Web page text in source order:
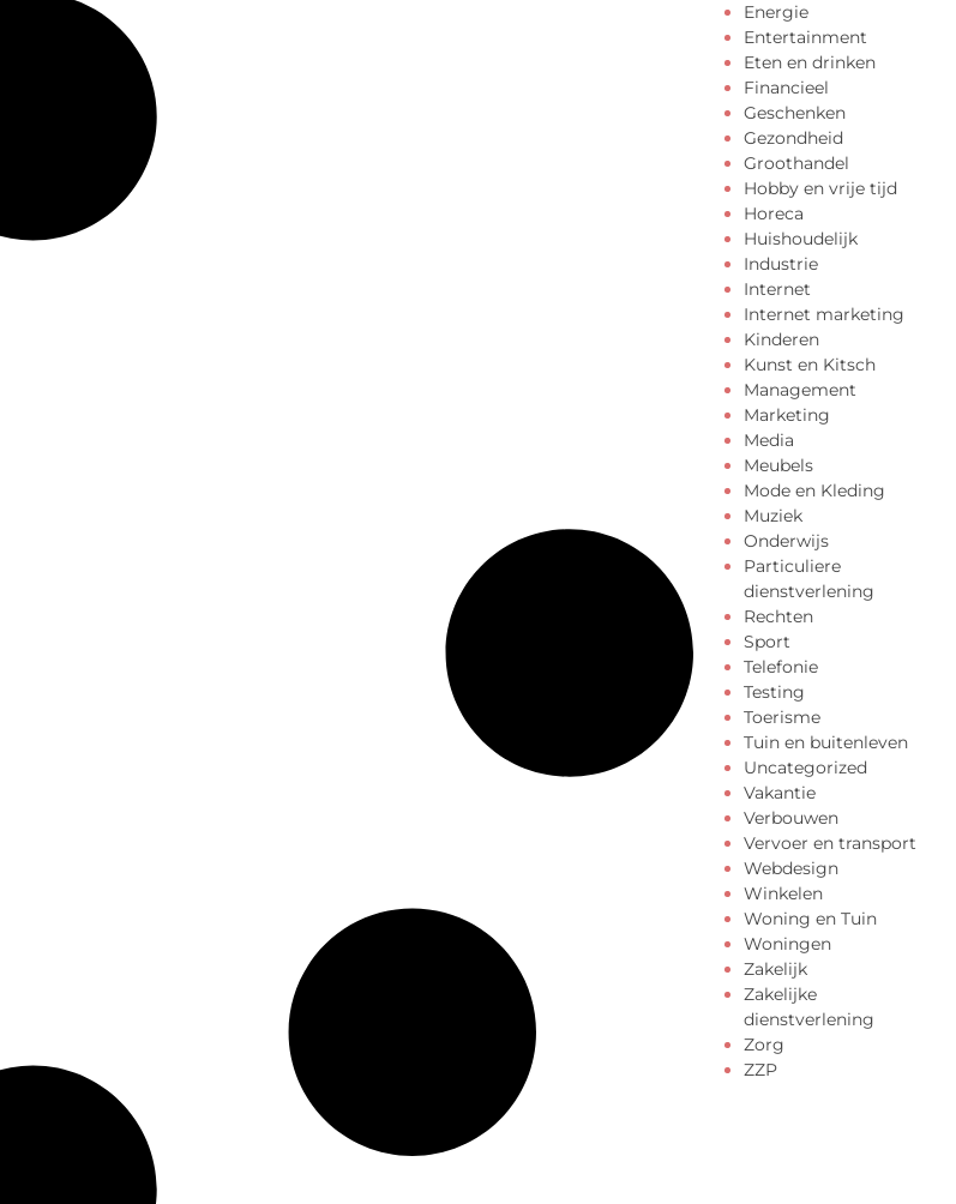
Energie
Entertainment
Eten en drinken
Financieel
Geschenken
Gezondheid
Groothandel
Hobby en vrije tijd
Horeca
Huishoudelijk
Industrie
Internet
Internet marketing
Kinderen
Kunst en Kitsch
Management
Marketing
Media
Meubels
Mode en Kleding
Muziek
Onderwijs
Particuliere
dienstverlening
Rechten
Sport
Telefonie
Testing
Toerisme
Tuin en buitenleven
Uncategorized
Vakantie
Verbouwen
Vervoer en transport
Webdesign
Winkelen
Woning en Tuin
Woningen
Zakelijk
Zakelijke
dienstverlening
Zorg
ZZP